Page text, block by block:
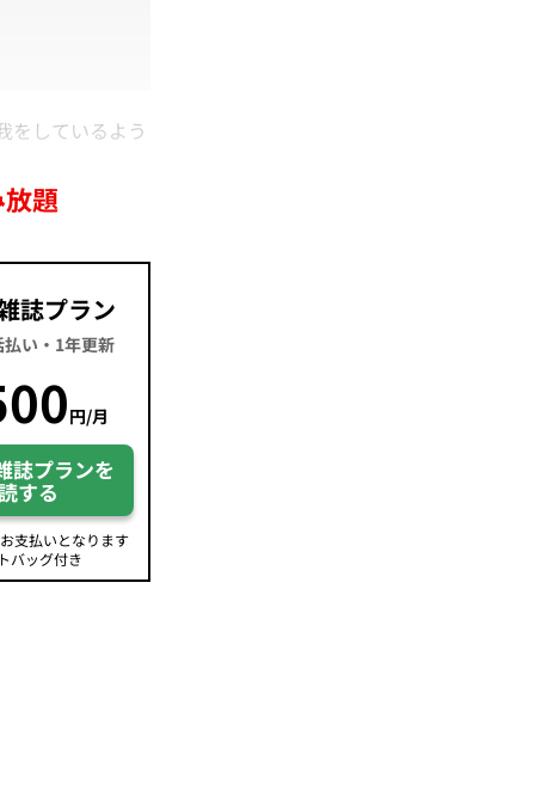
をしているよう
題
誌プラン
い・1年更新
円/月
誌プランを
する
支払いとなります
バッグ付き